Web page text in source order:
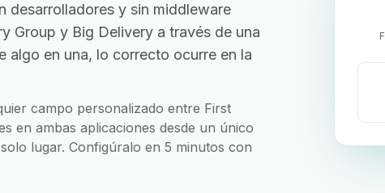
desarrolladores y sin middleware
Group y Big Delivery a través de una
algo en una, lo correcto ocurre en la
campo personalizado entre First
en ambas aplicaciones desde un único
lugar. Configúralo en 5 minutos con